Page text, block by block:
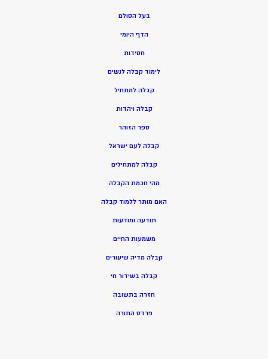
בעל הסולם
הדף היומי
חסידות
לימוד קבלה לנשים
קבלה למתחיל
קבלה ויהדות
ספר הזוהר
קבלה לעם ישראל
קבלה למתחילים
מהי חכמת הקבלה
האם מותר ללמוד קבלה
תודעה ומודעות
משמעות החיים
קבלה מדיה שיעורים
קבלה בשידור חי
חזרה בתשובה
פרדס התורה